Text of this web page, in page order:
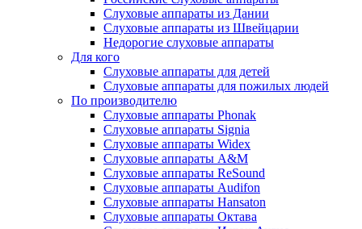
Слуховые аппараты из Дании
Слуховые аппараты из Швейцарии
Недорогие слуховые аппараты
Для кого
Слуховые аппараты для детей
Слуховые аппараты для пожилых людей
По производителю
Слуховые аппараты Phonak
Слуховые аппараты Signia
Слуховые аппараты Widex
Слуховые аппараты A&M
Слуховые аппараты ReSound
Слуховые аппараты Audifon
Слуховые аппараты Hansaton
Слуховые аппараты Октава